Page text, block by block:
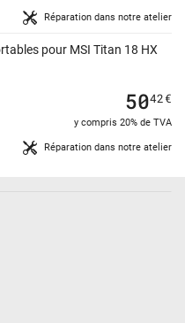
Réparation dans notre atelier
pour MSI Titan 18 HX
Réparation dans notre atelier
5042€
y compris 20% de TVA